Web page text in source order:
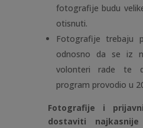
fotografije budu
otisnuti.
Fotografije trebaju
odnosno da se iz
volonteri rade te
program provodio u
Fotografije i
dostaviti